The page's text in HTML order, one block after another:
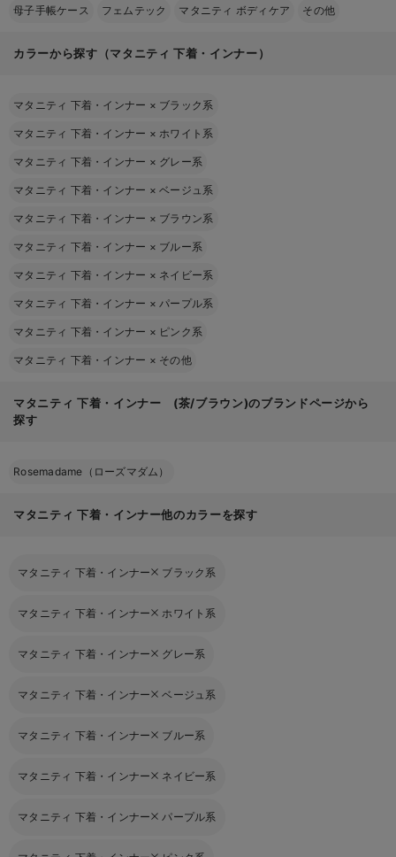
母子手帳ケース フェムテック マタニティ ボディケア その他
カラーから探す（マタニティ 下着・インナー）
マタニティ 下着・インナー × ブラック系
マタニティ 下着・インナー × ホワイト系
マタニティ 下着・インナー × グレー系
マタニティ 下着・インナー ×ベージュ系
マタニティ 下着・インナー × ブラウン系
マタニティ 下着・インナー × ブルー系
マタニティ 下着・インナー × ネイビー系
マタニティ 下着・インナー × パープル系
マタニティ 下着・インナー × ピンク系
マタニティ 下着・インナー × その他
マタニティ 下着・インナー (茶/ブラウン)のブランドページから
探す
Rosemadame（ローズマダム）
マタニティ 下着・インナー他のカラーを探す
マタニティ 下着・インナー ブラック系
マタニティ 下着・インナー ホワイト系
マタニティ 下着・インナー グレー系
マタニティ 下着・インナー ベージュ系
マタニティ 下着・インナー ブルー系
マタニティ 下着・インナー ネイビー系
マタニティ 下着・インナー パープル系